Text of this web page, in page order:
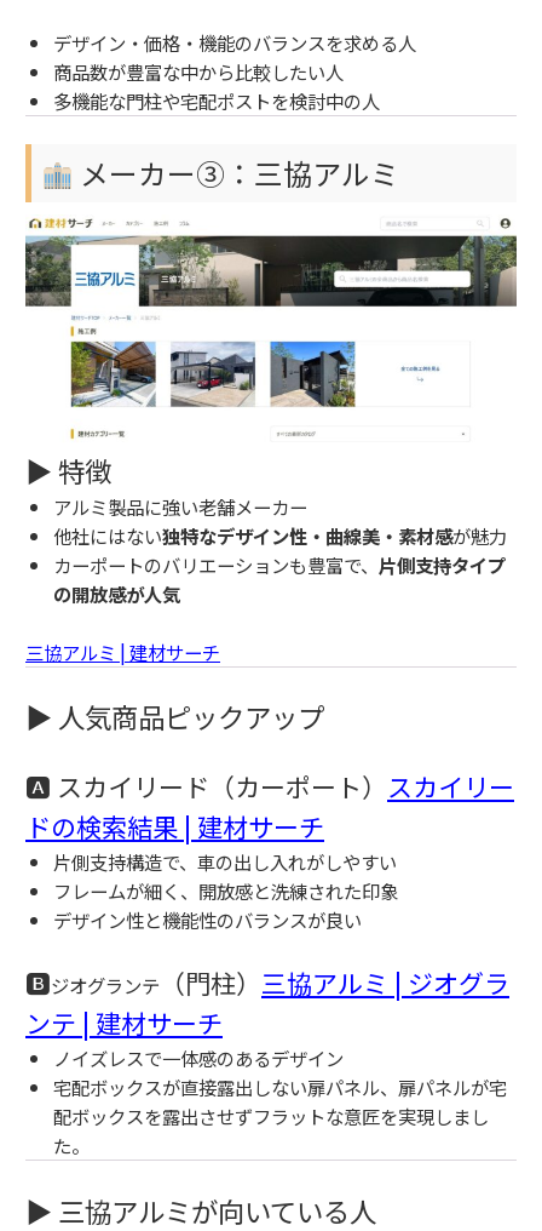
デザイン・価格・機能のバランスを求める人
商品数が豊富な中から比較したい人
多機能な門柱や宅配ポストを検討中の人
メーカー③：三協アルミ
▶ 特徴
アルミ製品に強い老舗メーカー
他社にはない独特なデザイン性・曲線美・素材感が魅力
カーポートのバリエーションも豊富で、 片側支持タイプ
の開放感が人気
三協アルミ | 建材サーチ
▶ 人気商品ピックアップ
🅰 スカイリード（カーポート） スカイリー
ドの検索結果 | 建材サーチ
片側支持構造で、車の出し入れがしやすい
フレームが細く、開放感と洗練された印象
デザイン性と機能性のバランスが良い
🅱ジオグランテ （門柱） 三協アルミ | ジオグラ
ンテ | 建材サーチ
ノイズレスで一体感のあるデザイン
宅配ボックスが直接露出しない扉パネル、扉パネルが宅
配ボックスを露出させずフラットな意匠を実現しまし
た。
▶ 三協アルミが向いている人